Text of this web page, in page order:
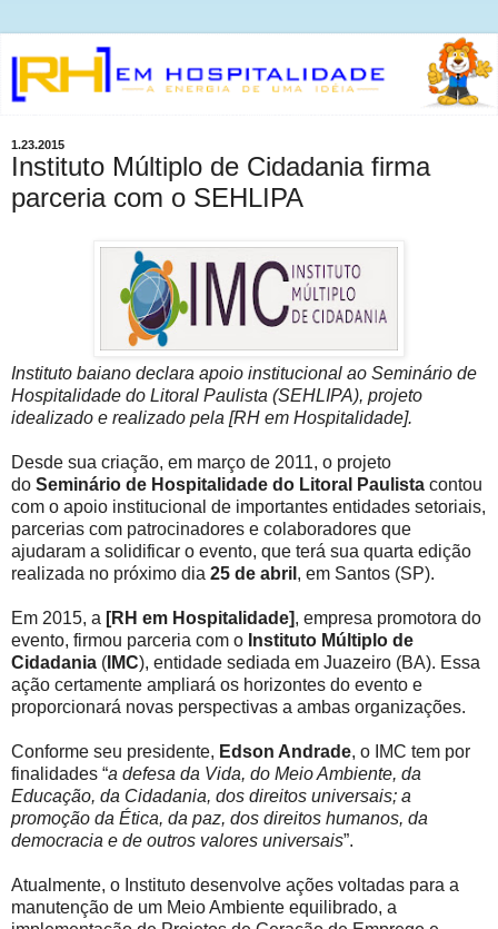
1.23.2015
Instituto Múltiplo de Cidadania firma
parceria com o SEHLIPA
Instituto baiano declara apoio institucional ao Seminário de
Hospitalidade do Litoral Paulista (SEHLIPA), projeto
idealizado e realizado pela [RH em Hospitalidade].
Desde sua criação, em março de 2011, o projeto
do Seminário de Hospitalidade do Litoral Paulista contou
com o apoio institucional de importantes entidades setoriais,
parcerias com patrocinadores e colaboradores que
ajudaram a solidificar o evento, que terá sua quarta edição
realizada no próximo dia 25 de abril , em Santos (SP).
Em 2015, a [RH em Hospitalidade], empresa promotora do
evento, firmou parceria com o Instituto Múltiplo de
Cidadania ( IMC), entidade sediada em Juazeiro (BA). Essa
ação certamente ampliará os horizontes do evento e
proporcionará novas perspectivas a ambas organizações.
Conforme seu presidente, Edson Andrade, o IMC tem por
finalidades “a defesa da Vida, do Meio Ambiente, da
Educação, da Cidadania, dos direitos universais; a
promoção da Ética, da paz, dos direitos humanos, da
democracia e de outros valores universais”.
Atualmente, o Instituto desenvolve ações voltadas para a
manutenção de um Meio Ambiente equilibrado, a